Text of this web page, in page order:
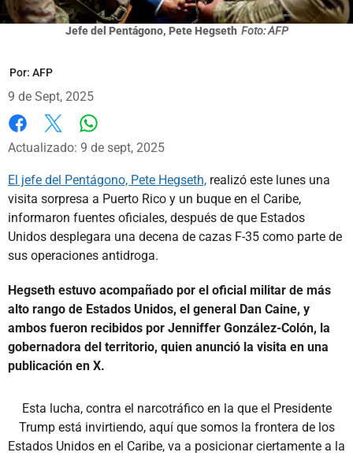
Jefe del Pentágono, Pete Hegseth Foto: AFP
Por: AFP
9 de Sept, 2025
Facebook
X
Actualizado: 9 de sept, 2025
El jefe del Pentágono, Pete Hegseth, realizó este lunes una
visita sorpresa a Puerto Rico y un buque en el Caribe,
informaron fuentes oficiales, después de que Estados
Unidos desplegara una decena de cazas F-35 como parte de
sus operaciones antidroga.
Hegseth estuvo acompañado por el oficial militar de más
alto rango de Estados Unidos, el general Dan Caine, y
ambos fueron recibidos por Jenniffer González-Colón, la
gobernadora del territorio, quien anunció la visita en una
publicación en X.
Esta lucha, contra el narcotráfico en la que el Presidente
Trump está invirtiendo, aquí que somos la frontera de los
Estados Unidos en el Caribe, va a posicionar ciertamente a la